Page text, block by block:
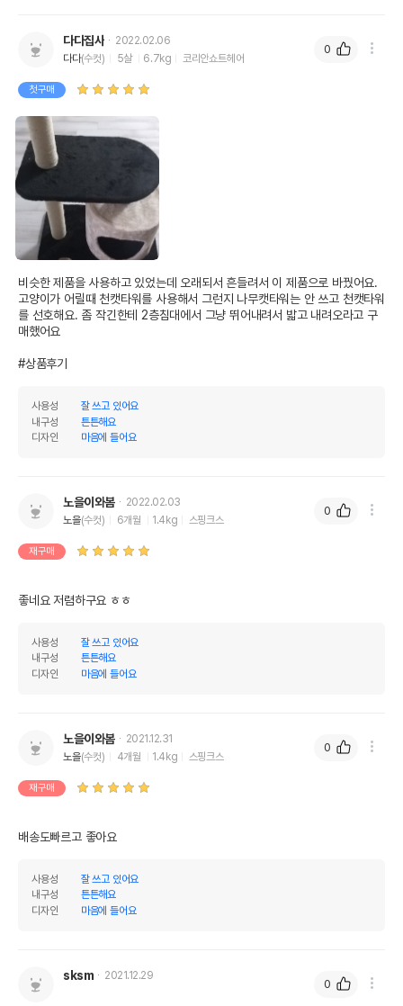
다다집사
2022.02.06
다다(수컷) 5살 6.7kg 코리안쇼트헤어
첫구매
비슷한 제품을 사용하고 있었는데 오래되서 흔들려서 이 제품으로 바꿨어요.
고양이가 어릴때 천캣타워를 사용해서 그런지 나무캣타워는 안 쓰고 천캣타워
를 선호해요. 좀 작긴한테 2층침대에서 그냥 뛰어내려서 밟고 내려오라고 구
매했어요
#상품후기
사용성
잘 쓰고 있어요
내구성
튼튼해요
디자인
마음에 들어요
0
노을이와봄
2022.02.03
노을(수컷) 6개월 1.4kg 스핑크스
재구매
좋네요 저렴하구요 ㅎㅎ
사용성
잘 쓰고 있어요
내구성
튼튼해요
디자인
마음에 들어요
0
노을이와봄
2021.12.31
노을(수컷) 4개월 1.4kg 스핑크스
재구매
배송도빠르고 좋아요
사용성
잘 쓰고 있어요
내구성
튼튼해요
디자인
마음에 들어요
0
sksm 2021.12.29
0